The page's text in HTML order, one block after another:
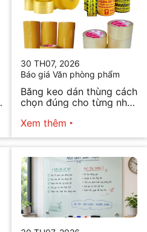
30 TH07, 2026
Báo giá Văn phòng phẩm
Băng keo dán thùng cách
chọn đúng cho từng nhu
Xem thêm